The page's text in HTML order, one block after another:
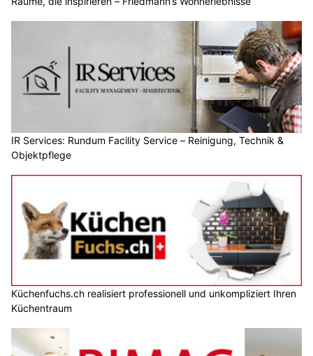
IR Services: Rundum Facility Service – Reinigung, Technik &
Objektpflege
Küchenfuchs.ch realisiert professionell und unkompliziert Ihren
Küchentraum